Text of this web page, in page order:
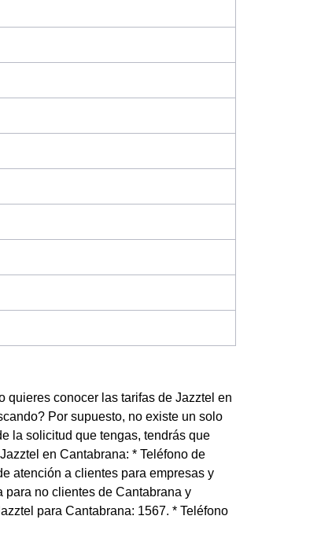
quieres conocer las tarifas de Jazztel en
Por supuesto, no existe un solo
la solicitud que tengas, tendrás que
en Cantabrana: * Teléfono de
atención a clientes para empresas y
para no clientes de Cantabrana y
para Cantabrana: 1567. * Teléfono